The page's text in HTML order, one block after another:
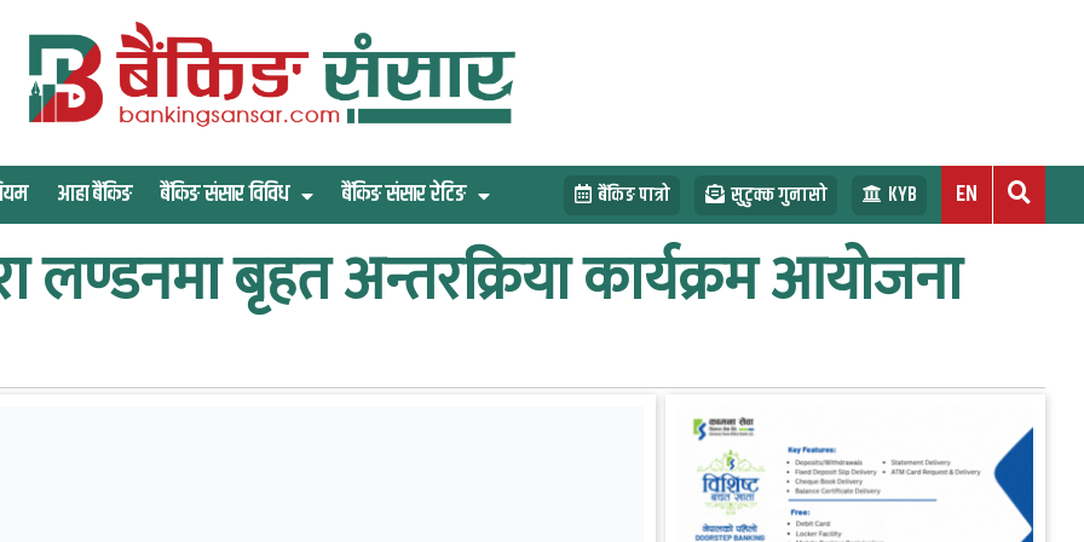
आहा बैंकिङ बैंकिङ संसार विविध बैंकिङ संसार रेटिङ बैंकिङ पात्रो सुटुक्क गुनासो KYB EN
बृहत अन्तरक्रिया कार्यक्रम आयोजना